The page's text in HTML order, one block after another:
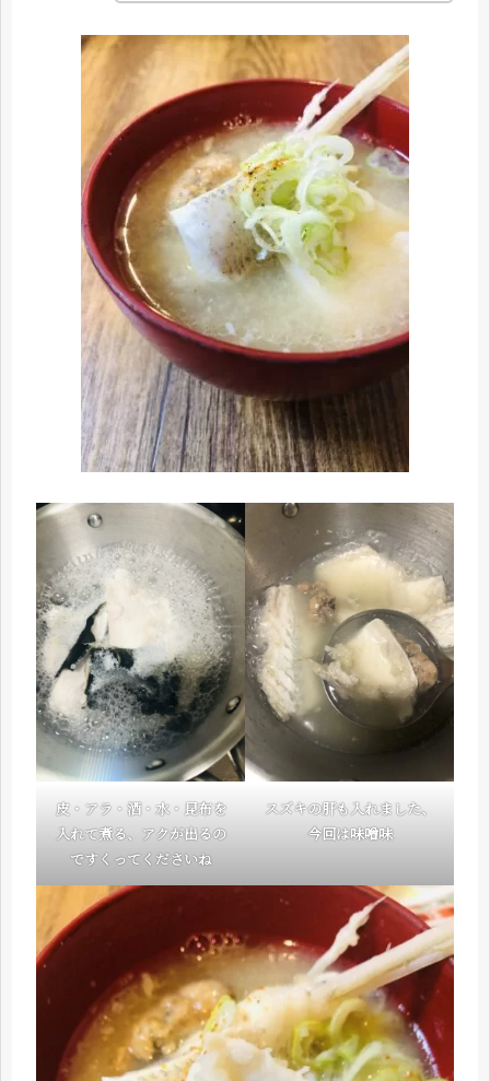
皮・アラ・酒・水・昆布を
入れて煮る、アクが出るの
ですくってくださいね
スズキの肝も入れました、
今回は味噌味